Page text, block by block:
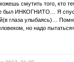
смутить того, кто
был ИНКОГНИТО… Я
глаза улыбаясь)…
но надо